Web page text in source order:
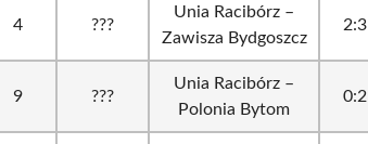
4 ???
Unia Racibórz –
Zawisza Bydgoszcz
2:3
9 ???
Unia Racibórz –
Polonia Bytom
0:2